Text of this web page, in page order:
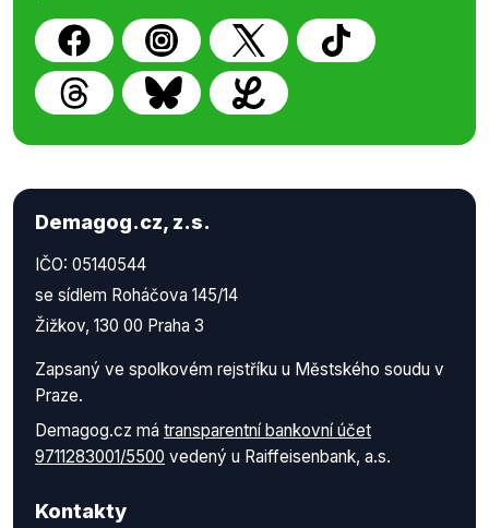
Demagog.cz, z.s.
IČO: 05140544
se sídlem Roháčova 145/14
Žižkov, 130 00 Praha 3
Zapsaný ve spolkovém rejstříku u Městského soudu v
Praze.
Demagog.cz má transparentní bankovní účet
9711283001/5500 vedený u Raiffeisenbank, a.s.
Kontakty